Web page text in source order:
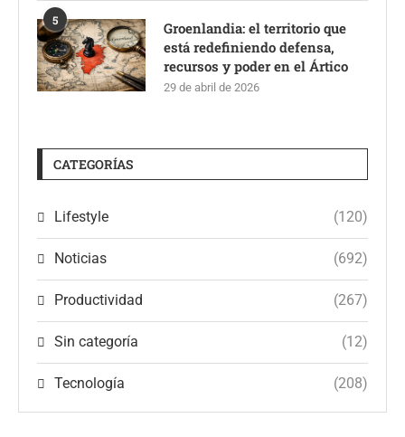
5
Groenlandia: el territorio que
está redefiniendo defensa,
recursos y poder en el Ártico
29 de abril de 2026
CATEGORÍAS
Lifestyle (120)
Noticias (692)
Productividad (267)
Sin categoría (12)
Tecnología (208)